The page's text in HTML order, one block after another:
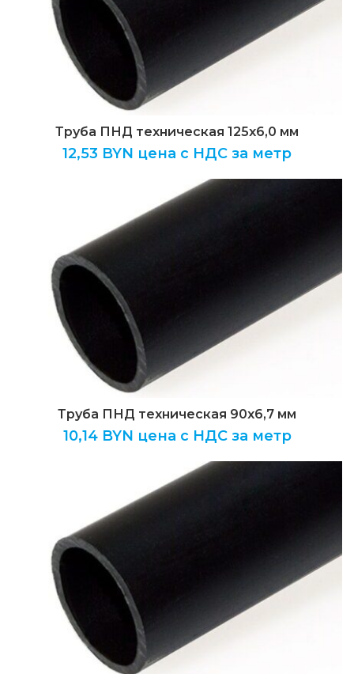
Труба ПНД техническая 125х6,0 мм
12,53 BYN цена с НДС за метр
Труба ПНД техническая 90х6,7 мм
10,14 BYN цена с НДС за метр